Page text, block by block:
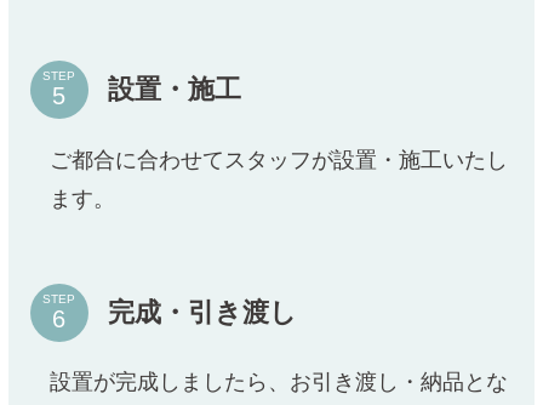
STEP 設置・施工
ご都合に合わせてスタッフが設置・施工いたし
ます。
STEP 完成・引き渡し
設置が完成しましたら、お引き渡し・納品とな